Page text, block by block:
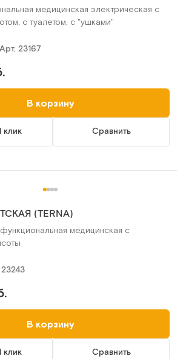
медицинская электрическая с
с туалетом, с "ушками"
Арт. 23167
В корзину
клик Сравнить
(TERNA)
медицинская с
23243
В корзину
клик Сравнить